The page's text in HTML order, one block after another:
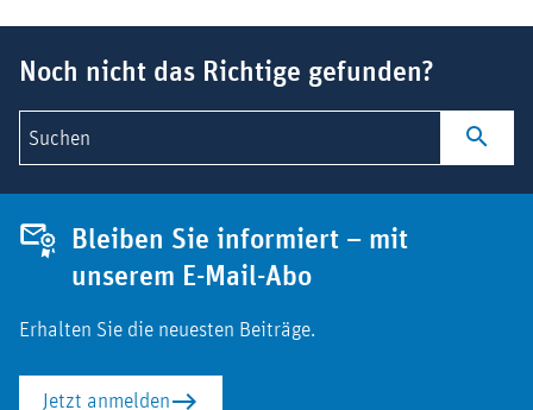
Noch nicht das Richtige gefunden?
Suchen
Bleiben Sie informiert – mit
unserem E-Mail-Abo
Erhalten Sie die neuesten Beiträge.
Jetzt anmelden